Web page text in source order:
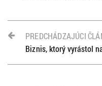
PREDCHÁDZAJÚCI
Biznis, ktorý vyrástol